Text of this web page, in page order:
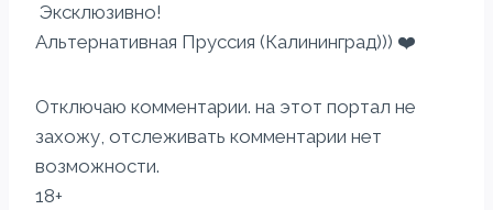
Эксклюзивно!
Альтернативная Пруссия (Калининград))) ‍❤️‍
Отключаю комментарии. на этот портал не
захожу, отслеживать комментарии нет
возможности.
18+